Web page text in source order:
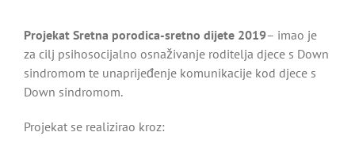
Projekat Sretna porodica-sretno dijete 2019– imao je
za cilj psihosocijalno osnaživanje roditelja djece s Down
sindromom te unaprijeđenje komunikacije kod djece s
Down sindromom.
Projekat se realizirao kroz: